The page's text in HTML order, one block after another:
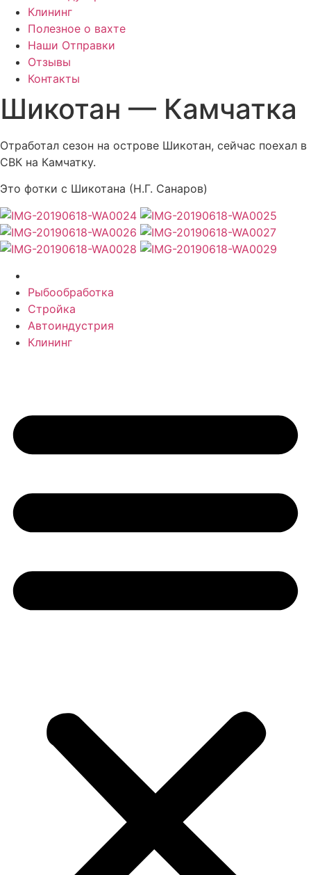
Клининг
Полезное о вахте
Наши Отправки
Отзывы
Контакты
Шикотан — Камчатка
Отработал сезон на острове Шикотан, сейчас поехал в
СВК на Камчатку.
Это фотки с Шикотана (Н.Г. Санаров)
Рыбообработка
Стройка
Автоиндустрия
Клининг